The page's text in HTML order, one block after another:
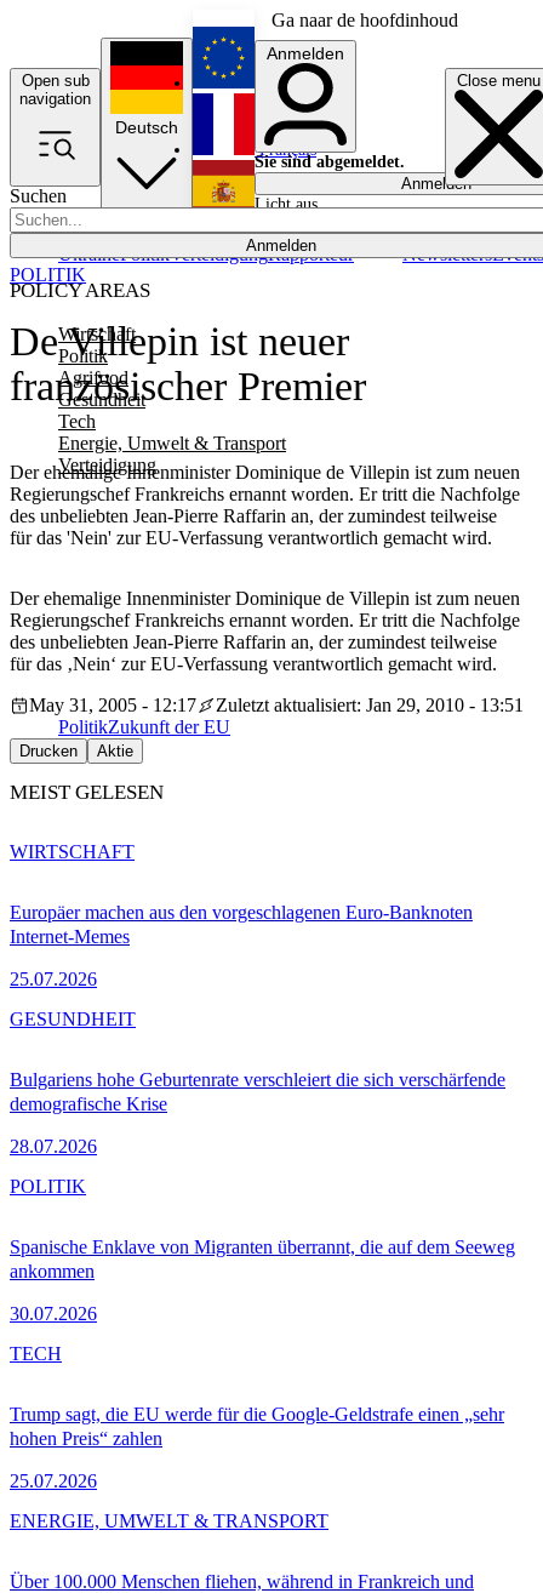
Ga naar de hoofdinhoud
Open sub
navigation
Close menu
Suchen
Anmelden
POLICY AREAS
Wirtschaft
Politik
Agrifood
Gesundheit
Tech
Energie, Umwelt & Transport
Verteidigung
UkrainePolitikVerteidigungRapporteur NewslettersEvents
Deutsch
English
Français
Anmelden
Sie sind abgemeldet.
Anmelden
Licht aus
De Villepin ist neuer
französischer Premier
Der ehemalige Innenminister Dominique de Villepin ist zum neuen
Regierungschef Frankreichs ernannt worden. Er tritt die Nachfolge
des unbeliebten Jean-Pierre Raffarin an, der zumindest teilweise
für das 'Nein' zur EU-Verfassung verantwortlich gemacht wird.
POLITIK
Der ehemalige Innenminister Dominique de Villepin ist zum neuen
Regierungschef Frankreichs ernannt worden. Er tritt die Nachfolge
des unbeliebten Jean-Pierre Raffarin an, der zumindest teilweise
für das ‚Nein‘ zur EU-Verfassung verantwortlich gemacht wird.
May 31, 2005 - 12:17
Zuletzt aktualisiert: Jan 29, 2010 - 13:51
PolitikZukunft der EU
Drucken Aktie
MEIST GELESEN
Europäer machen aus den vorgeschlagenen Euro-Banknoten
Internet-Memes
25.07.2026
WIRTSCHAFT
Bulgariens hohe Geburtenrate verschleiert die sich verschärfende
demografische Krise
28.07.2026
GESUNDHEIT
Spanische Enklave von Migranten überrannt, die auf dem Seeweg
ankommen
30.07.2026
POLITIK
Trump sagt, die EU werde für die Google-Geldstrafe einen „sehr
hohen Preis“ zahlen
25.07.2026
TECH
Über 100.000 Menschen fliehen, während in Frankreich und
ENERGIE, UMWELT & TRANSPORT